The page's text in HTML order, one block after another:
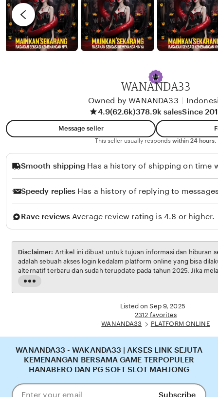
e
s
a
n
d
a
K
e
v
i
h
i
e
w
s
c
o
b
a
r
WANANDA33
Owned by WANANDA33
4.9(62.6k)378.9k salesSince
Message seller
This seller usually responds within 24 hours.
Smooth shipping Has a history of shipping on time
Speedy replies Has a history of replying to
Rave reviews Average review rating is 4.8 or higher.
Read
the
Disclaimer: Artikel ini dibuat untuk tujuan informasi dan hiburan
adalah sebuah akses login kedalam platform online yang bisa
alternatif terbaru dan sudah terupdate pada tahun 2025. Jika
tersebut maka anda tidak akan mendapatkan iklan secara
Listed on Sep 9, 2025
2312 favorites
WANANDA33
PLATFORM ONLINE
WANANDA33 - WAKANDA33 | AKSES LINK SEJUTA
KEMENANGAN BERSAMA GAME TERPOPULER
HANABERO DAN PG SOFT SLOT MAHJONG
Subscribe